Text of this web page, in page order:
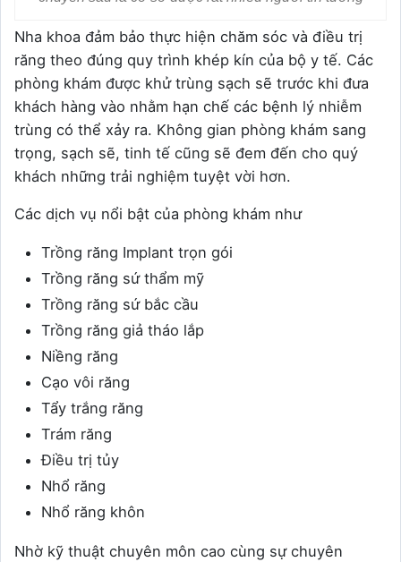
Nha khoa đảm bảo thực hiện chăm sóc và điều trị
răng theo đúng quy trình khép kín của bộ y tế. Các
phòng khám được khử trùng sạch sẽ trước khi đưa
khách hàng vào nhằm hạn chế các bệnh lý nhiễm
trùng có thể xảy ra. Không gian phòng khám sang
trọng, sạch sẽ, tinh tế cũng sẽ đem đến cho quý
khách những trải nghiệm tuyệt vời hơn.
Các dịch vụ nổi bật của phòng khám như
Trồng răng Implant trọn gói
Trồng răng sứ thẩm mỹ
Trồng răng sứ bắc cầu
Trồng răng giả tháo lắp
Niềng răng
Cạo vôi răng
Tẩy trắng răng
Trám răng
Điều trị tủy
Nhổ răng
Nhổ răng khôn
Nhờ kỹ thuật chuyên môn cao cùng sự chuyên